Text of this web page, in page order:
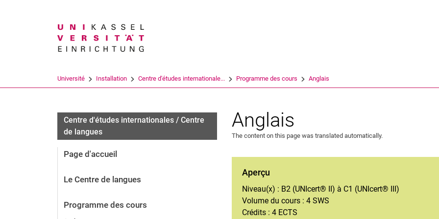
Université Installation Centre d'études internationale... Programme des cours Anglais
Centre d'études internationales / Centre
de langues
Page d'accueil
Le Centre de langues
Programme des cours
Anglais
The content on this page was translated automatically.
Aperçu
Niveau(x) : B2 (UNIcert® II) à C1 (UNIcert® III)
Volume du cours : 4 SWS
Crédits : 4 ECTS